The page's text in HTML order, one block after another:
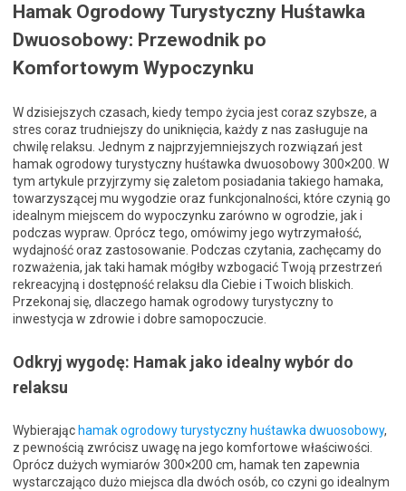
Hamak Ogrodowy Turystyczny Huśtawka
Dwuosobowy: Przewodnik po
Komfortowym Wypoczynku
W dzisiejszych czasach, kiedy tempo życia jest coraz szybsze, a
stres coraz trudniejszy do uniknięcia, każdy z nas zasługuje na
chwilę relaksu. Jednym z najprzyjemniejszych rozwiązań jest
hamak ogrodowy turystyczny huśtawka dwuosobowy 300×200. W
tym artykule przyjrzymy się zaletom posiadania takiego hamaka,
towarzyszącej mu wygodzie oraz funkcjonalności, które czynią go
idealnym miejscem do wypoczynku zarówno w ogrodzie, jak i
podczas wypraw. Oprócz tego, omówimy jego wytrzymałość,
wydajność oraz zastosowanie. Podczas czytania, zachęcamy do
rozważenia, jak taki hamak mógłby wzbogacić Twoją przestrzeń
rekreacyjną i dostępność relaksu dla Ciebie i Twoich bliskich.
Przekonaj się, dlaczego hamak ogrodowy turystyczny to
inwestycja w zdrowie i dobre samopoczucie.
Odkryj wygodę: Hamak jako idealny wybór do
relaksu
Wybierając hamak ogrodowy turystyczny huśtawka dwuosobowy,
z pewnością zwrócisz uwagę na jego komfortowe właściwości.
Oprócz dużych wymiarów 300×200 cm, hamak ten zapewnia
wystarczająco dużo miejsca dla dwóch osób, co czyni go idealnym